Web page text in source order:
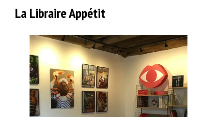
La Libraire Appétit